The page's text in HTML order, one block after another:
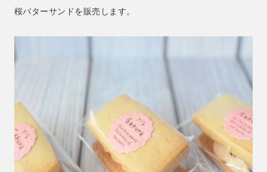
桜バターサンドを販売します。